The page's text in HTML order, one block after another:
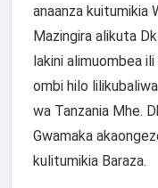
anaanza kuitumikia
Mazingira alikuta
lakini alimuombea
ombi hilo
wa Tanzania Mhe.
Gwamaka
kulitumikia Baraza.